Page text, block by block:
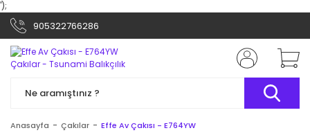
');
905322766286
Anasayfa Çakılar Effe Av Çakısı - E764YW